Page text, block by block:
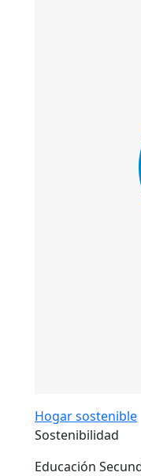
Hogar sostenible
Sostenibilidad
Educación